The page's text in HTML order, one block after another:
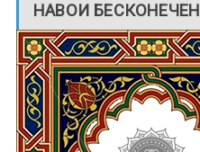
НАВОИ БЕСКОНЕЧЕН